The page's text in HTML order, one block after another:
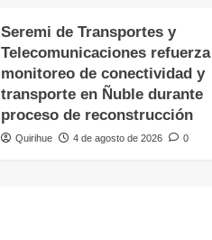
Seremi de Transportes y
Telecomunicaciones refuerza
monitoreo de conectividad y
transporte en Ñuble durante
proceso de reconstrucción
Quirihue 4 de agosto de 2026 0